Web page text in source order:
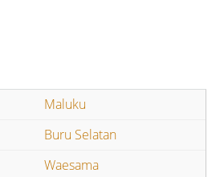
Maluku
Buru Selatan
Waesama